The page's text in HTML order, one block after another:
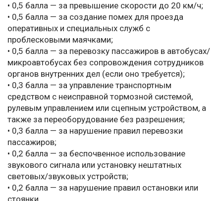
• 0,5 балла — за превышение скорости до 20 км/ч;
• 0,5 балла — за создание помех для проезда
оперативных и специальных служб с
проблесковыми маячками;
• 0,5 балла — за перевозку пассажиров в автобусах/
микроавтобусах без сопровождения сотрудников
органов внутренних дел (если оно требуется);
• 0,3 балла — за управление транспортным
средством с неисправной тормозной системой,
рулевым управлением или сцепным устройством, а
также за переоборудование без разрешения;
• 0,3 балла — за нарушение правил перевозки
пассажиров;
• 0,2 балла — за беспочвенное использование
звукового сигнала или установку нештатных
световых/звуковых устройств;
• 0,2 балла — за нарушение правил остановки или